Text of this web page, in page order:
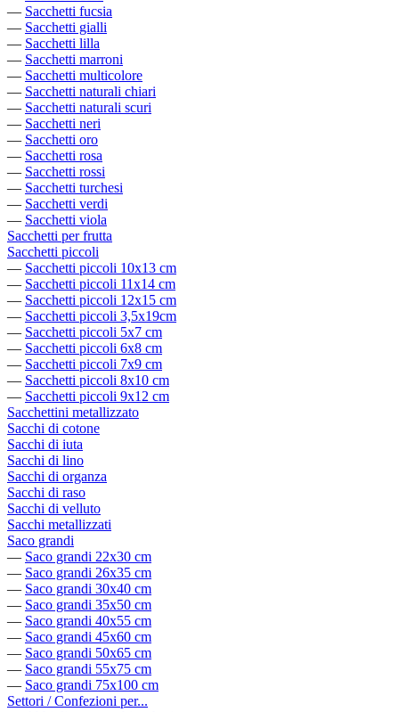
— Sacchetti fucsia
— Sacchetti gialli
— Sacchetti lilla
— Sacchetti marroni
— Sacchetti multicolore
— Sacchetti naturali chiari
— Sacchetti naturali scuri
— Sacchetti neri
— Sacchetti oro
— Sacchetti rosa
— Sacchetti rossi
— Sacchetti turchesi
— Sacchetti verdi
— Sacchetti viola
Sacchetti per frutta
Sacchetti piccoli
— Sacchetti piccoli 10x13 cm
— Sacchetti piccoli 11x14 cm
— Sacchetti piccoli 12x15 cm
— Sacchetti piccoli 3,5x19cm
— Sacchetti piccoli 5x7 cm
— Sacchetti piccoli 6x8 cm
— Sacchetti piccoli 7x9 cm
— Sacchetti piccoli 8x10 cm
— Sacchetti piccoli 9x12 cm
Sacchettini metallizzato
Sacchi di cotone
Sacchi di iuta
Sacchi di lino
Sacchi di organza
Sacchi di raso
Sacchi di velluto
Sacchi metallizzati
Saco grandi
— Saco grandi 22x30 cm
— Saco grandi 26x35 cm
— Saco grandi 30x40 cm
— Saco grandi 35x50 cm
— Saco grandi 40x55 cm
— Saco grandi 45x60 cm
— Saco grandi 50x65 cm
— Saco grandi 55x75 cm
— Saco grandi 75x100 cm
Settori / Confezioni per...